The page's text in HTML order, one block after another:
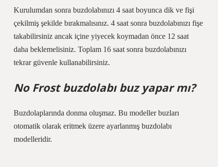
Kurulumdan sonra buzdolabınızı 4 saat boyunca dik ve fişi
çekilmiş şekilde bırakmalısınız. 4 saat sonra buzdolabınızı fişe
takabilirsiniz ancak içine yiyecek koymadan önce 12 saat
daha beklemelisiniz. Toplam 16 saat sonra buzdolabınızı
tekrar güvenle kullanabilirsiniz.
No Frost buzdolabı buz yapar mı?
Buzdolaplarında donma oluşmaz. Bu modeller buzları
otomatik olarak eritmek üzere ayarlanmış buzdolabı
modelleridir.